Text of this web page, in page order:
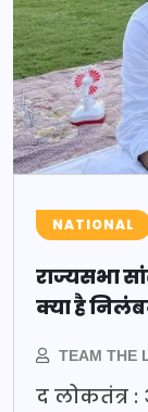
NATIONAL
राज्यसभा
क्या है
TEAM THE
द लोकतंत्र